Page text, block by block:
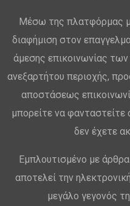
Μέσω της πλατφόρμας
διαφήμιση στον
άμεσης επικοινωνίας
ανεξαρτήτου περιοχής,
αποστάσεως
μπορείτε να
δεν έχετε
Εμπλουτισμένο με
αποτελεί την
μεγάλο γεγονός